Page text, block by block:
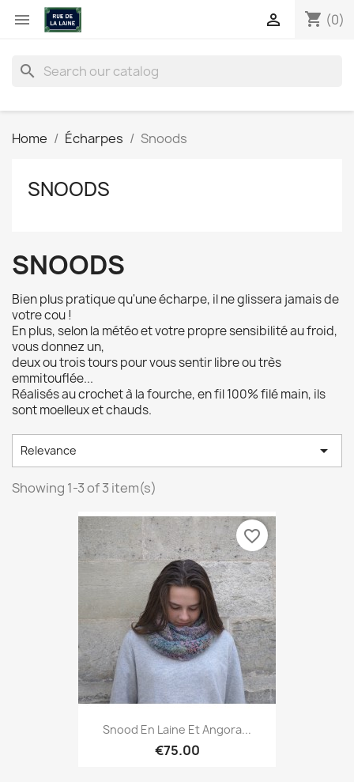
 shopping_cart (0)

search
Home Écharpes Snoods
SNOODS
SNOODS
Bien plus pratique qu'une écharpe, il ne glissera jamais de
votre cou !
En plus, selon la météo et votre propre sensibilité au froid,
vous donnez un,
deux ou trois tours pour vous sentir libre ou très
emmitouflée...
Réalisés au crochet à la fourche, en fil 100% filé main, ils
sont moelleux et chauds.
Relevance 
Showing 1-3 of 3 item(s)
Snood En Laine Et Angora...
€75.00
favorite_border